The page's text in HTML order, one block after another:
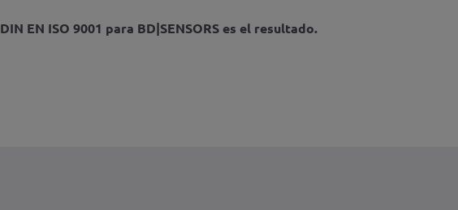
DIN EN ISO 9001 para BD|SENSORS es el resultado.